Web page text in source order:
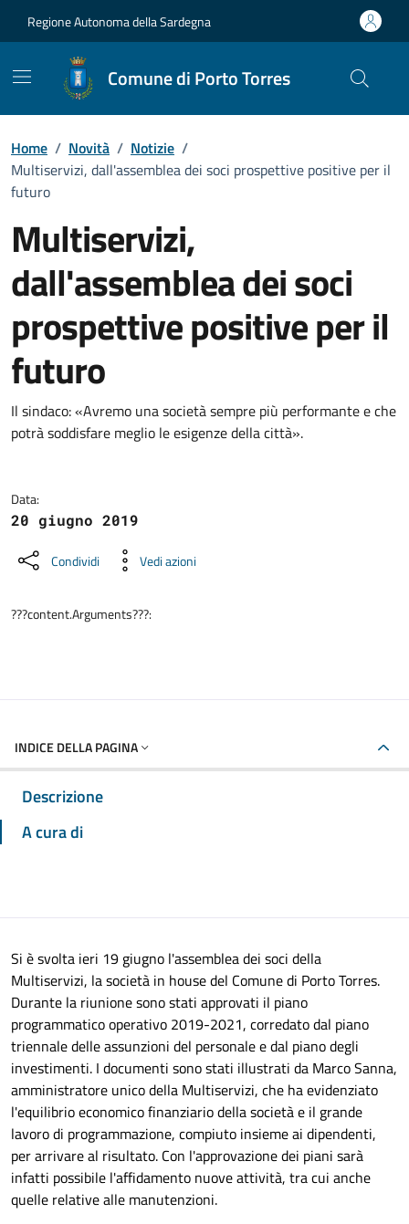
Regione Autonoma della Sardegna
Comune di Porto Torres
Home / Novità / Notizie /
Multiservizi, dall'assemblea dei soci prospettive positive per il
futuro
Multiservizi,
dall'assemblea dei soci
prospettive positive per il
futuro
Dettagli della notizia
Il sindaco: «Avremo una società sempre più performante e che
potrà soddisfare meglio le esigenze della città».
Data:
20 giugno 2019
Condividi Vedi azioni
???content.Arguments???:
INDICE DELLA PAGINA
Descrizione
A cura di
Si è svolta ieri 19 giugno l'assemblea dei soci della
Multiservizi, la società in house del Comune di Porto Torres.
Durante la riunione sono stati approvati il piano
programmatico operativo 2019-2021, corredato dal piano
triennale delle assunzioni del personale e dal piano degli
investimenti. I documenti sono stati illustrati da Marco Sanna,
amministratore unico della Multiservizi, che ha evidenziato
l'equilibrioeconomico finanziariodella società e il grande
lavoro di programmazione, compiuto insiemeai dipendenti,
per arrivare al risultato. Con l'approvazione dei piani sarà
infatti possibile l'affidamento nuove attività, tra cui anche
quelle relative alle manutenzioni.